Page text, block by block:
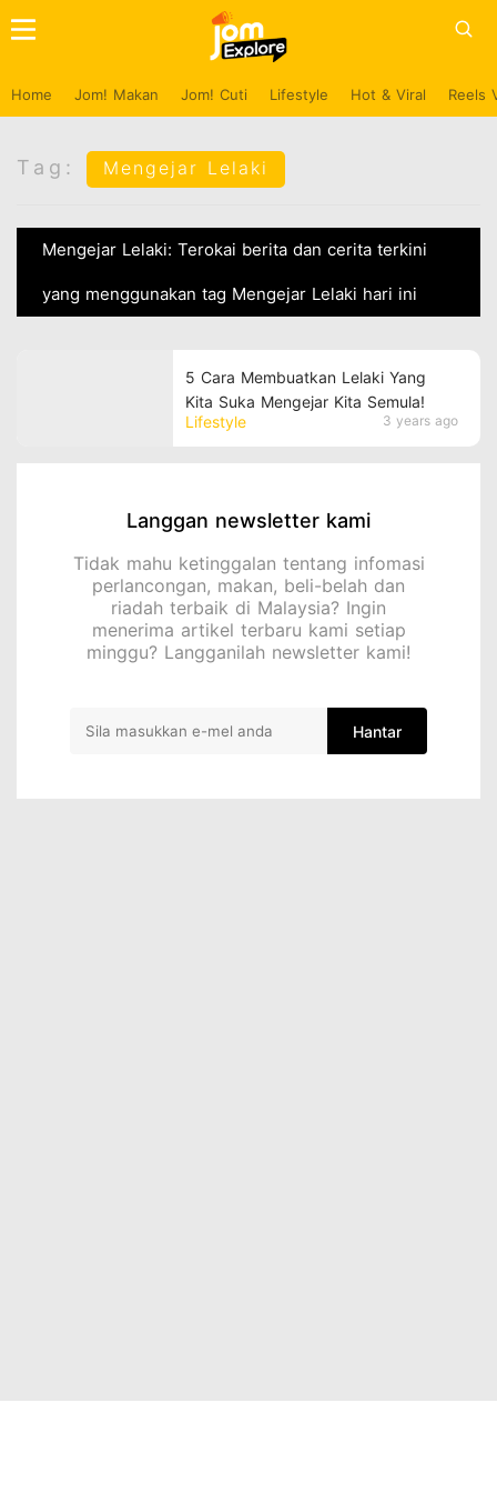
Home Jom! Makan Jom! Cuti Lifestyle Hot & Viral Reels
Tag: Mengejar Lelaki
Mengejar Lelaki: Terokai berita dan cerita terkini
yang menggunakan tag Mengejar Lelaki hari ini
Lifestyle 3 years ago
5 Cara Membuatkan Lelaki Yang
Kita Suka Mengejar Kita Semula!
Langgan newsletter kami
Tidak mahu ketinggalan tentang infomasi
perlancongan, makan, beli-belah dan
riadah terbaik di Malaysia? Ingin
menerima artikel terbaru kami setiap
minggu? Langganilah newsletter kami!
Hantar